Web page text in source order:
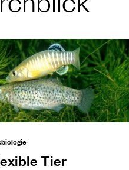
Tier